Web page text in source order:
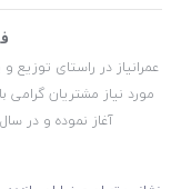
عمرانیاز در راستای
آغاز نموده و در سال 1397 با ظاهری جذاب و جدید ف